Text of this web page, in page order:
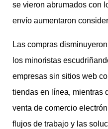
se vieron abrumados con
envío aumentaron
Las compras
los minoristas
empresas sin sitios web
tiendas en línea, mientras
venta de comercio
flujos de trabajo y las